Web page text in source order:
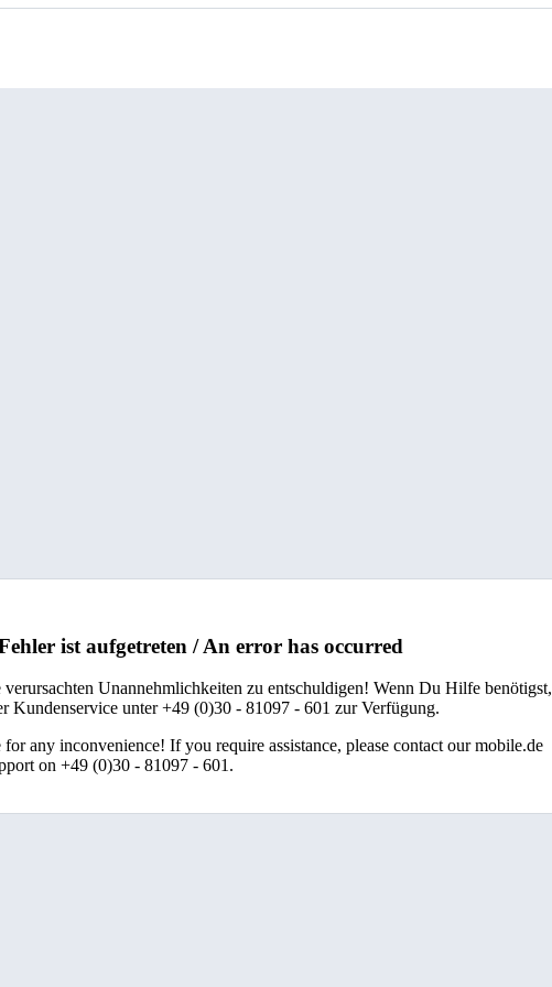
ist aufgetreten / An error has occurred
Unannehmlichkeiten zu entschuldigen! Wenn Du Hilfe benötigst,
Kundenservice unter +49 (0)30 - 81097 - 601 zur Verfügung.
for any inconvenience! If you require assistance, please contact our mobile.de
on +49 (0)30 - 81097 - 601.